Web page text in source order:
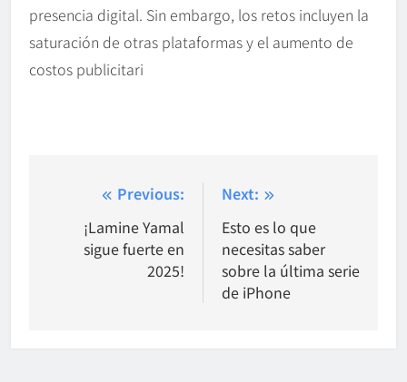
presencia digital. Sin embargo, los retos incluyen la
saturación de otras plataformas y el aumento de
costos publicitari
navigation
Previous:
¡Lamine Yamal
sigue fuerte en
2025!
Next:
Esto es lo que
necesitas saber
sobre la última serie
de iPhone